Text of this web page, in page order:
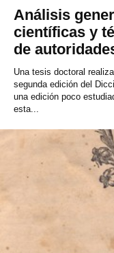
Agenda
Análisis
científicas y
de
Una tesis doctoral
segunda edición del
una edición poco
esta...